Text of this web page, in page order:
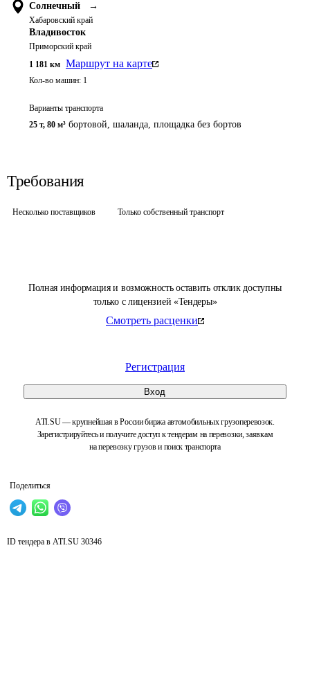
Полная информация и возможность оставить отклик доступны
только с лицензией «Тендеры»
Смотреть расценки
Регистрация
Вход
ATI.SU — крупнейшая в России биржа автомобильных грузоперевозок.
Зарегистрируйтесь и получите доступ к тендерам на перевозки, заявкам
на перевозку грузов и поиск транспорта
Поделиться
Солнечный →
Хабаровский край
Владивосток
Приморский край
1 181 км Маршрут на карте
Кол-во машин: 1
Варианты транспорта
25 т, 80 м³ бортовой, шаланда, площадка без бортов
Требования
Несколько поставщиков Только собственный транспорт
ID тендера в ATI.SU 30346